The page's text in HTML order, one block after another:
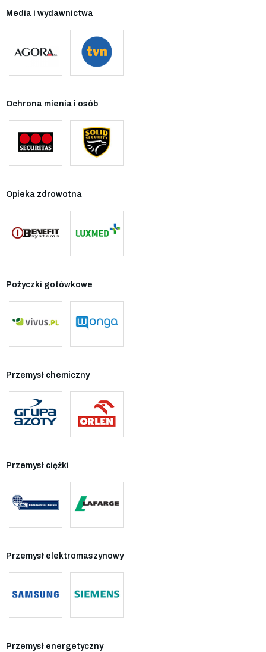
Media i wydawnictwa
Ochrona mienia i osób
Opieka zdrowotna
Pożyczki gotówkowe
Przemysł chemiczny
Przemysł ciężki
Przemysł elektromaszynowy
Przemysł energetyczny